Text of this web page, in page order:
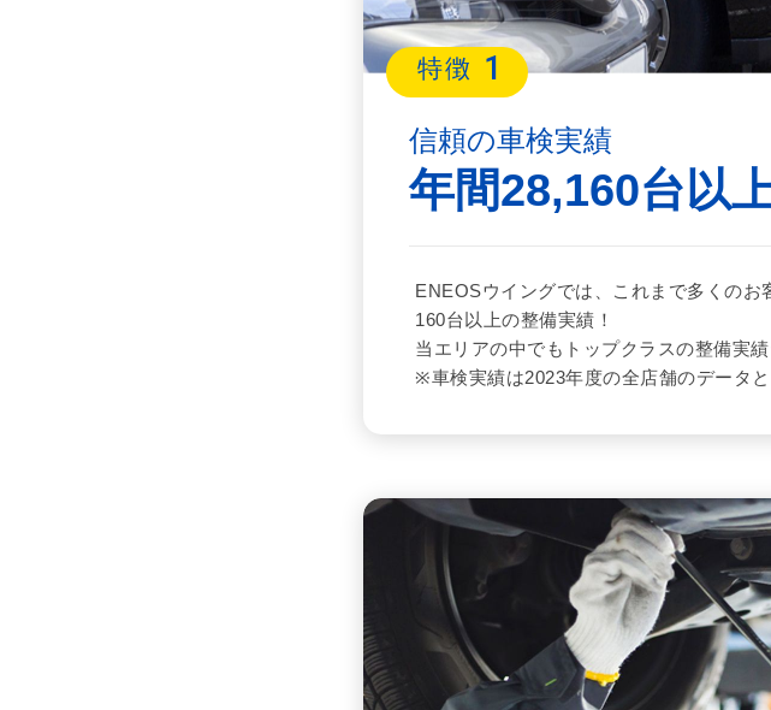
特徴 1
信頼の車検実績
年間28,160台以
ENEOSウイングでは、これまで多くの
160台以上の整備実績！
当エリアの中でもトップクラスの整備実
※車検実績は2023年度の全店舗のデータと